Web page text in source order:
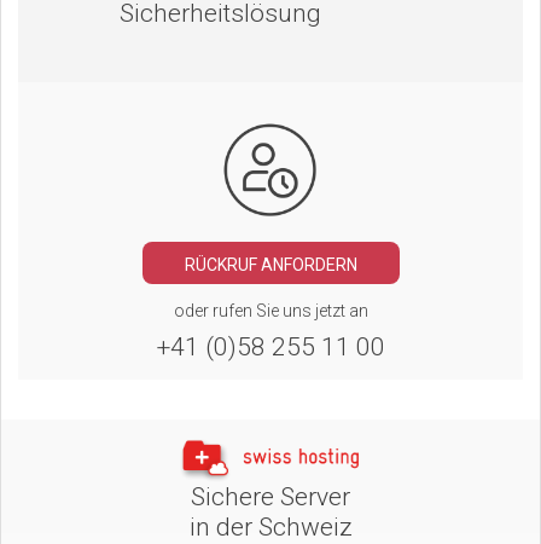
Sicherheitslösung
RÜCKRUF ANFORDERN
oder rufen Sie uns jetzt an
+41 (0)58 255 11 00
Sichere Server
in der Schweiz